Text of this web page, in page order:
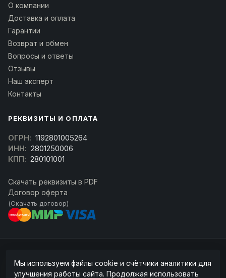
О компании
Доставка и оплата
Гарантии
Возврат и обмен
Вопросы и ответы
Отзывы
Наш эксперт
Контакты
РЕКВИЗИТЫ И ОПЛАТА
ОГРН: 1192801005264
ИНН: 2801250006
КПП: 280101001
Скачать реквизиты в PDF
Договор оферта
(Скачать договор)
ссылка на источник обязательна.
Мы используем файлы cookie и счётчики аналитики для
улучшения работы сайта. Продолжая использовать